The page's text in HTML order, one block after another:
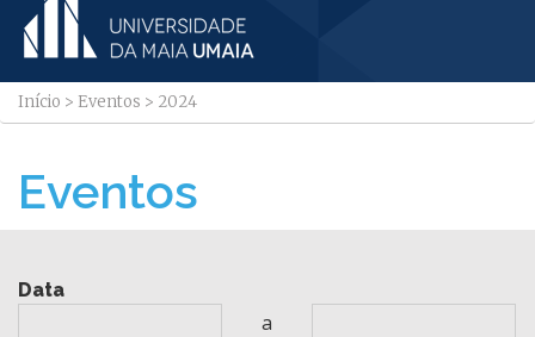
Início > Eventos > 2024
Eventos
Data
a